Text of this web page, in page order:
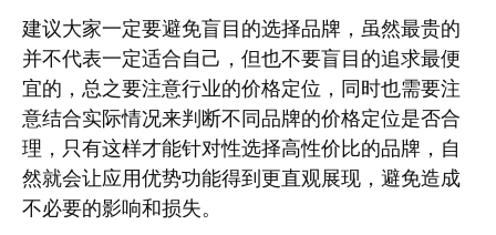
建议大家一定要避免盲目的选择品牌，虽然最贵的
并不代表一定适合自己，但也不要盲目的追求最便
宜的，总之要注意行业的价格定位，同时也需要注
意结合实际情况来判断不同品牌的价格定位是否合
理，只有这样才能针对性选择高性价比的品牌，自
然就会让应用优势功能得到更直观展现，避免造成
不必要的影响和损失。